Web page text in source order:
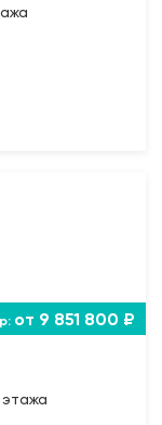
от 9 851 800 ₽
этажа